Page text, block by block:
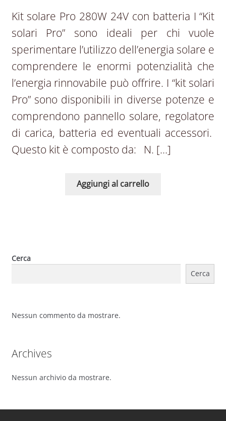
Kit solare Pro 280W 24V con batteria I “Kit
solari Pro” sono ideali per chi vuole
sperimentare l’utilizzo dell’energia solare e
comprendere le enormi potenzialità che
l’energia rinnovabile può offrire. I “kit solari
Pro” sono disponibili in diverse potenze e
comprendono pannello solare, regolatore
di carica, batteria ed eventuali accessori.
Questo kit è composto da: N. […]
Aggiungi al carrello
Cerca
Cerca
Nessun commento da mostrare.
Archives
Nessun archivio da mostrare.